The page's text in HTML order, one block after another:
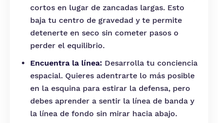
cortos en lugar de zancadas largas. Esto
baja tu centro de gravedad y te permite
detenerte en seco sin cometer pasos o
perder el equilibrio.
Encuentra la línea: Desarrolla tu conciencia
espacial. Quieres adentrarte lo más posible
en la esquina para estirar la defensa, pero
debes aprender a sentir la línea de banda y
la línea de fondo sin mirar hacia abajo.